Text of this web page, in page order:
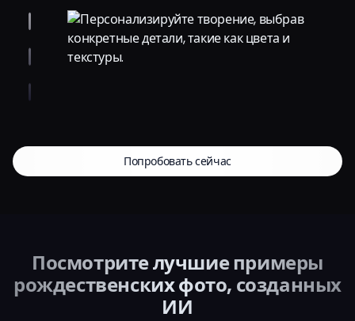
Попробовать сейчас
Посмотрите лучшие примеры
рождественских фото, созданных
ИИ